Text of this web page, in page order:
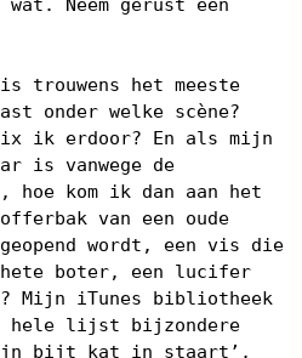
trouwens het meeste
onder welke scène?
ik erdoor? En als mijn
is vanwege de
hoe kom ik dan aan het
van een oude
wordt, een vis die
hete boter, een lucifer
Mijn iTunes bibliotheek
hele lijst bijzondere
bijt kat in staart’,